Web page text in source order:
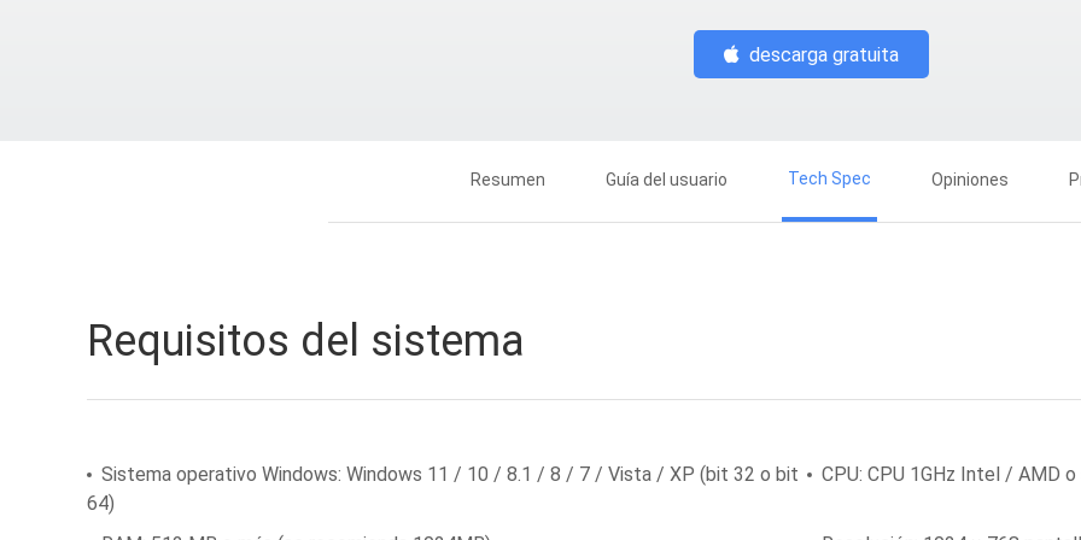
descarga gratuita
Resumen Guía del usuario Tech Spec Opiniones
Requisitos del sistema
Sistema operativo Windows: Windows 11 / 10 / 8.1 / 8 / 7 / Vista / XP (bit 32 o bit
64)
CPU: CPU 1GHz Intel / AMD